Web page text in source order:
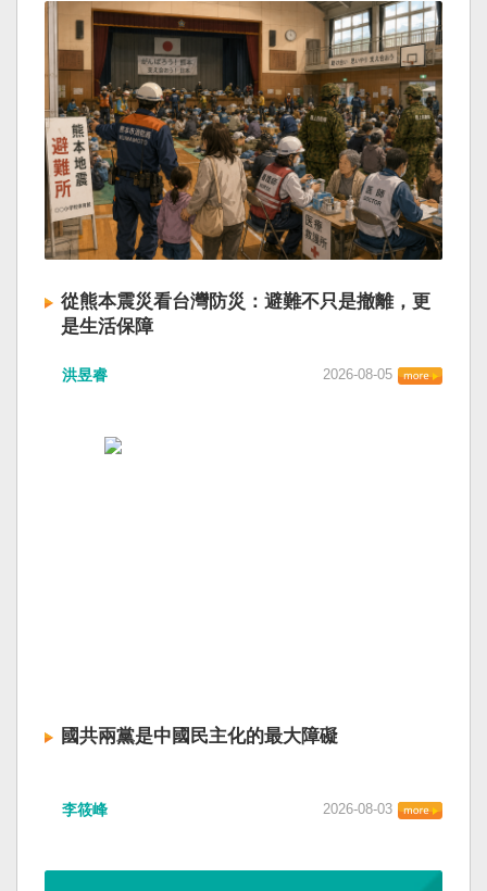
從熊本震災看台灣防災：避難不只是撤離，更
是生活保障
洪昱睿 2026-08-05
國共兩黨是中國民主化的最大障礙
李筱峰 2026-08-03